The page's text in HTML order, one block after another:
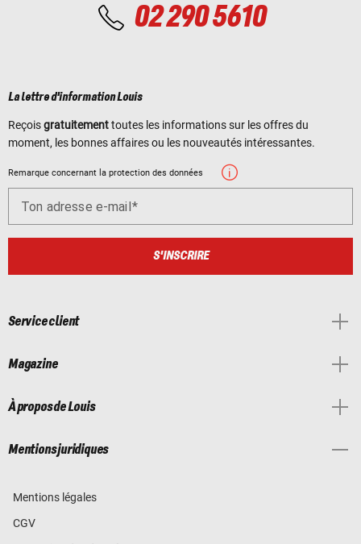
02 290 5610
La lettre d'information Louis
Reçoisgratuitementtoutes les informations sur les offres du
moment, les bonnes affaires ou les nouveautés intéressantes.
Remarque concernant la protection des données
Ton adresse e-mail
S'INSCRIRE
Service client
Magazine
À propos de Louis
Mentions juridiques
Mentions légales
CGV